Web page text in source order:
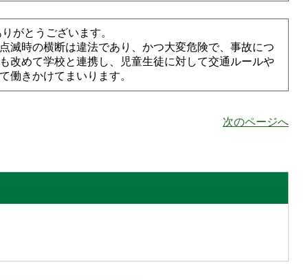
がとうございます。
時の横断は違法であり、かつ大変危険で、事故につ
改めて学校と連携し、児童生徒に対して交通ルールや
働きかけてまいります。
次のページへ